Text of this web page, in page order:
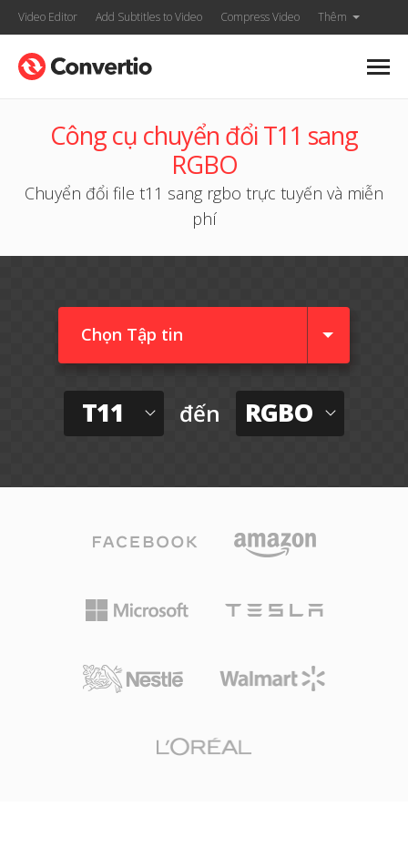
Video Editor Add Subtitles to Video Compress Video Thêm
Công cụ chuyển đổi T11 sang
RGBO
Chuyển đổi file t11 sang rgbo trực tuyến và miễn
phí
Chọn Tập tin
T11 đến RGBO